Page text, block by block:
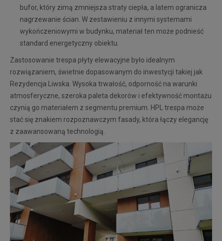
bufor, który zimą zmniejsza straty ciepła, a latem ogranicza
nagrzewanie ścian. W zestawieniu z innymi systemami
wykończeniowymi w budynku, materiał ten może podnieść
standard energetyczny obiektu.
Zastosowanie trespa płyty elewacyjne było idealnym
rozwiązaniem, świetnie dopasowanym do inwestycji takiej jak
Rezydencja Liwska. Wysoka trwałość, odporność na warunki
atmosferyczne, szeroka paleta dekorów i efektywność montażu
czynią go materiałem z segmentu premium. HPL trespa może
stać się znakiem rozpoznawczym fasady, która łączy elegancję
z zaawansowaną technologią.